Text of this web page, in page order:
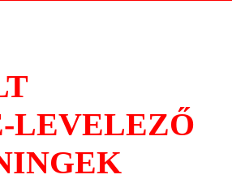
LEVELEZŐ